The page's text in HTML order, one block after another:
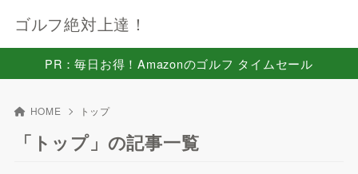
ゴルフ絶対上達！
PR：毎日お得！Amazonのゴルフ タイムセール
HOME トップ
「トップ」の記事一覧